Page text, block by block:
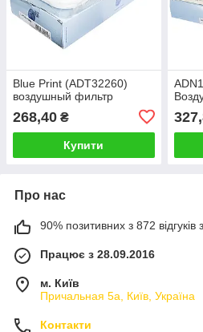
Blue Print (ADT32260)
воздушный фильтр
268,40 ₴
Купити
Про нас
90% позитивних з 872 відгуків
Працює з 28.09.2016
м. Київ
Причальная 5а, Київ, Україна
Контакти